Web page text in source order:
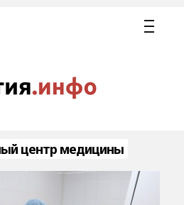
центр медицины